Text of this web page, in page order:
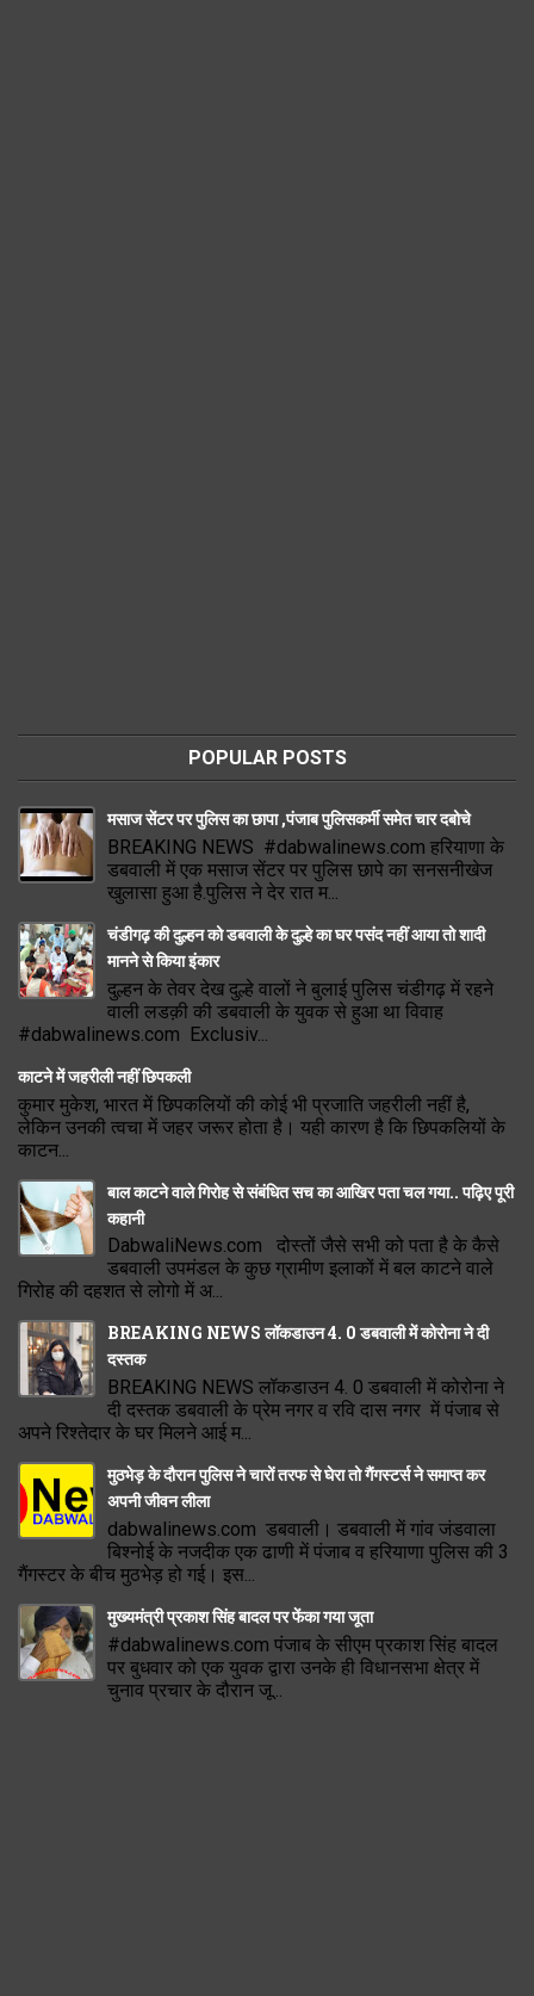
POPULAR POSTS
मसाज सेंटर पर पुलिस का छापा ,पंजाब पुलिसकर्मी समेत चार दबोचे
BREAKING NEWS #dabwalinews.com हरियाणा के
डबवाली में एक मसाज सेंटर पर पुलिस छापे का सनसनीखेज
खुलासा हुआ है.पुलिस ने देर रात म...
चंडीगढ़ की दुल्हन को डबवाली के दुल्हे का घर पसंद नहीं आया तो शादी
मानने से किया इंकार
दुल्हन के तेवर देख दुल्हे वालों ने बुलाई पुलिस चंडीगढ़ में रहने
वाली लडक़ी की डबवाली के युवक से हुआ था विवाह
#dabwalinews.com Exclusiv...
काटने में जहरीली नहीं छिपकली
कुमार मुकेश, भारत में छिपकलियों की कोई भी प्रजाति जहरीली नहीं है,
लेकिन उनकी त्वचा में जहर जरूर होता है। यही कारण है कि छिपकलियों के
काटन...
बाल काटने वाले गिरोह से संबंधित सच का आखिर पता चल गया.. पढ़िए पूरी
कहानी
DabwaliNews.com दोस्तों जैसे सभी को पता है के कैसे
डबवाली उपमंडल के कुछ ग्रामीण इलाकों में बल काटने वाले
गिरोह की दहशत से लोगो में अ...
BREAKING NEWS लॉकडाउन 4. 0 डबवाली में कोरोना ने दी
दस्तक
BREAKING NEWS लॉकडाउन 4. 0 डबवाली में कोरोना ने
दी दस्तक डबवाली के प्रेम नगर व रवि दास नगर में पंजाब से
अपने रिश्तेदार के घर मिलने आई म...
मुठभेड़ के दौरान पुलिस ने चारों तरफ से घेरा तो गैंगस्टर्स ने समाप्त कर
अपनी जीवन लीला
dabwalinews.com डबवाली। डबवाली में गांव जंडवाला
बिश्नोई के नजदीक एक ढाणी में पंजाब व हरियाणा पुलिस की 3
गैंगस्टर के बीच मुठभेड़ हो गई। इस...
मुख्यमंत्री प्रकाश सिंह बादल पर फेंका गया जूता
#dabwalinews.com पंजाब के सीएम प्रकाश सिंह बादल
पर बुधवार को एक युवक द्वारा उनके ही विधानसभा क्षेत्र में
चुनाव प्रचार के दौरान जू...